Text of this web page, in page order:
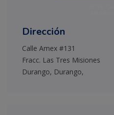
Dirección
Calle Amex #131
Fracc. Las Tres Misiones
Durango, Durango,